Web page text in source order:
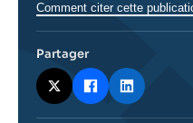
Comment citer cette
Partager